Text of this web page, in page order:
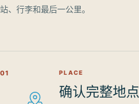
站、行李和最后一公里。
01 PLACE
确认完整地点